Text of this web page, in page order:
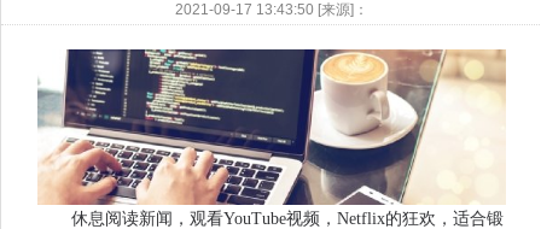
2021-09-17 13:43:50 [来源]：
休息阅读新闻，观看YouTube视频，Netflix的狂欢，适合锻